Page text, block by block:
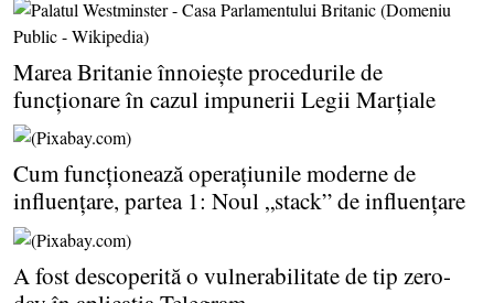
Marea Britanie înnoieşte procedurile de
funcţionare în cazul impunerii Legii Marţiale
Cum funcţionează operaţiunile moderne de
influenţare, partea 1: Noul „stack” de influenţare
A fost descoperită o vulnerabilitate de tip zero-